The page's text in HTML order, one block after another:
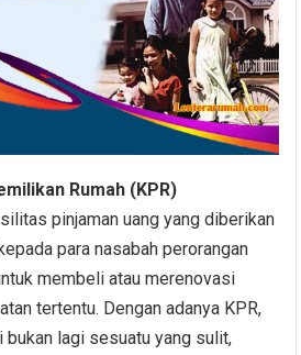
Rumah (KPR)
pinjaman uang yang diberikan
para nasabah perorangan
membeli atau merenovasi
tertentu. Dengan adanya KPR,
lagi sesuatu yang sulit,